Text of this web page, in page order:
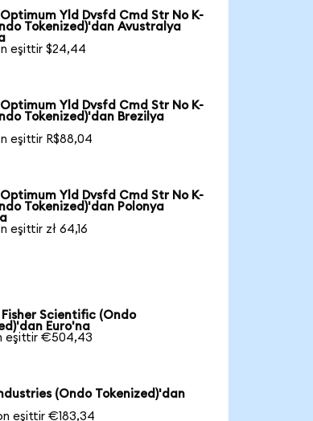
Yld Dvsfd Cmd Str No K-
Tokenized)'dan Avustralya
eşittir $24,44
Yld Dvsfd Cmd Str No K-
Tokenized)'dan Brezilya
eşittir R$88,04
Yld Dvsfd Cmd Str No K-
Tokenized)'dan Polonya
eşittir zł 64,16
Scientific (Ondo
Euro'na
eşittir €504,43
(Ondo Tokenized)'dan
eşittir €183,34